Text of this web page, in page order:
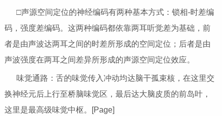
□声源空间定位的神经编码有两种基本方式：锁相-时差编
码，强度差编码。这两种编码都依靠两耳听觉差为基础，前
者是由声波达两耳之间的时差所形成的空间定位；后者是由
声波强度在两耳之间差异所形成的声源空间定位效应。
味觉通路：舌的味觉传入冲动均达脑干孤束核，在这里交
换神经元后上行至桥脑味觉区，最后达大脑皮质的前岛叶，
这里是最高级味觉中枢。[Page]